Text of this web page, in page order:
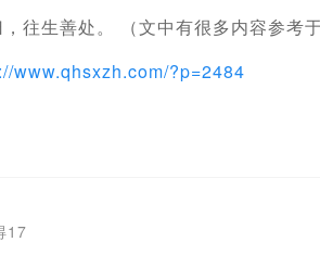
往生善处。 （文中有很多内容参考
www.qhsxzh.com/?p=2484
17